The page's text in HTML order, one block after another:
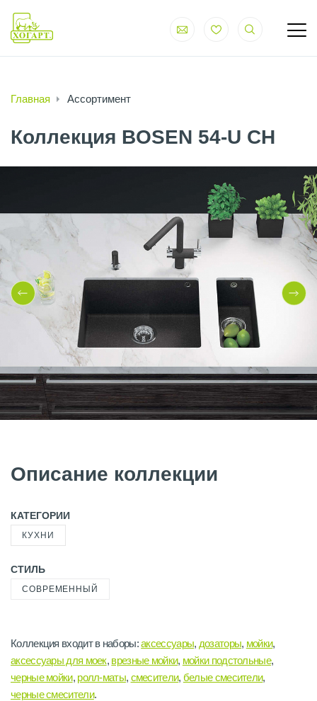
Главная Ассортимент
Коллекция BOSEN 54-U CH
Описание коллекции
КАТЕГОРИИ
КУХНИ
СТИЛЬ
СОВРЕМЕННЫЙ
Коллекция входит в наборы:аксессуары, дозаторы, мойки,
аксессуары для моек, врезные мойки, мойки подстольные,
черные мойки, ролл-маты, смесители, белые смесители,
черные смесители.